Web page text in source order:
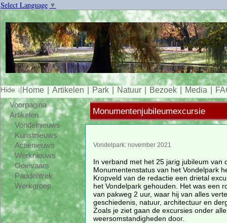
Select Language ▼
Home Artikelen Park Natuur Bezoek Media
Voorpagina
Artikelen
Vondelnieuws
Kunstnieuws
Actienieuws
Werknieuws
Ooievaars
Paddentrek
Werkgroep
Monumentenjubileumexcursie
Vondelpark: november 2021
In verband met het 25 jarig jubileum van
Monumentenstatus van het Vondelpark
Kropveld van de redactie een drietal
het Vondelpark gehouden. Het was een
van pakweg 2 uur, waar hij van alles
geschiedenis, natuur, architectuur en
Zoals je ziet gaan de excursies onder alle
weersomstandigheden door.